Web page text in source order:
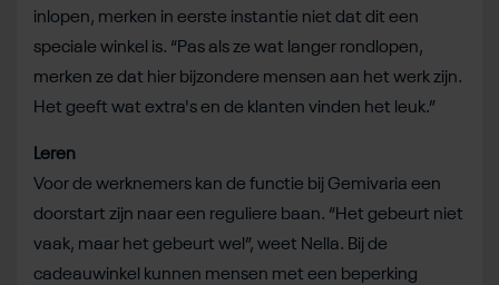
inlopen, merken in eerste instantie niet dat dit een
speciale winkel is. “Pas als ze wat langer rondlopen,
merken ze dat hier bijzondere mensen aan het werk zijn.
Het geeft wat extra's en de klanten vinden het leuk.”
Leren
Voor de werknemers kan de functie bij Gemivaria een
doorstart zijn naar een reguliere baan. “Het gebeurt niet
vaak, maar het gebeurt wel”, weet Nella. Bij de
cadeauwinkel kunnen mensen met een beperking